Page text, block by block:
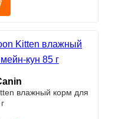
влажный корм для